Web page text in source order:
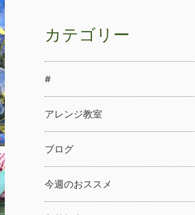
カテゴリー
#
アレンジ教室
ブログ
今週のおススメ